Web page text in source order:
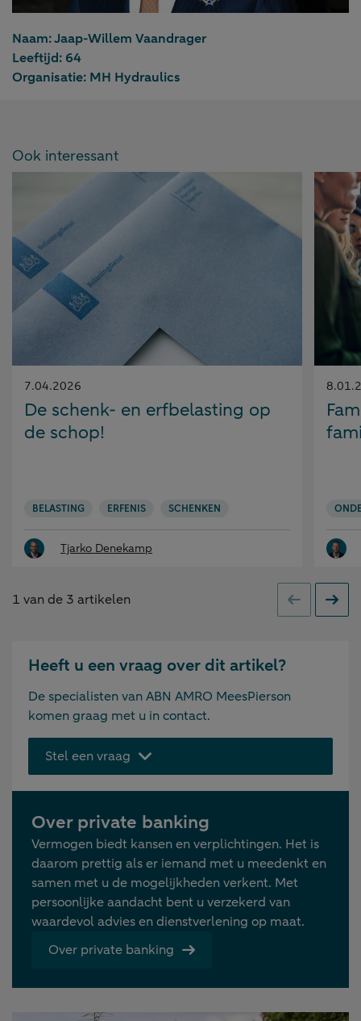
Naam:Jaap-Willem Vaandrager
Leeftijd: 64
Organisatie: MH Hydraulics
Ook interessant
Gepubliceerd
op:
7.04.2026
De schenk- en erfbelasting op
de schop!
BELASTING ERFENIS SCHENKEN
Tjarko Denekamp
op:
1 van de 3 artikelen Vorige
Heeft u een vraag over dit artikel?
De specialisten van ABN AMRO MeesPierson
komen graag met u in contact.
Stel een vraag
Over private banking
Vermogen biedt kansen en verplichtingen. Het is
daarom prettig als er iemand met u meedenkt en
samen met u de mogelijkheden verkent. Met
persoonlijke aandacht bent u verzekerd van
waardevol advies en dienstverlening op maat.
Over private banking